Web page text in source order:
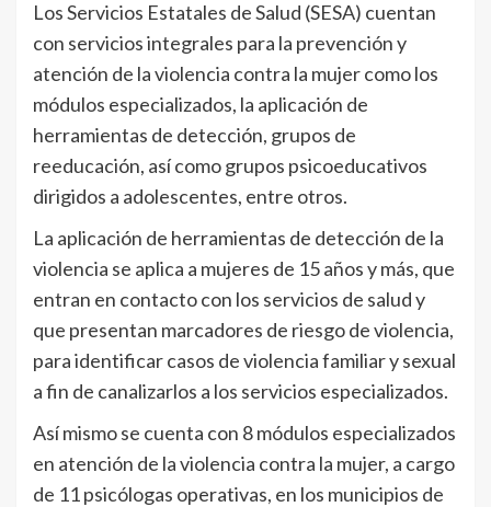
Los Servicios Estatales de Salud (SESA) cuentan
con servicios integrales para la prevención y
atención de la violencia contra la mujer como los
módulos especializados, la aplicación de
herramientas de detección, grupos de
reeducación, así como grupos psicoeducativos
dirigidos a adolescentes, entre otros.
La aplicación de herramientas de detección de la
violencia se aplica a mujeres de 15 años y más, que
entran en contacto con los servicios de salud y
que presentan marcadores de riesgo de violencia,
para identificar casos de violencia familiar y sexual
a fin de canalizarlos a los servicios especializados.
Así mismo se cuenta con 8 módulos especializados
en atención de la violencia contra la mujer, a cargo
de 11 psicólogas operativas, en los municipios de